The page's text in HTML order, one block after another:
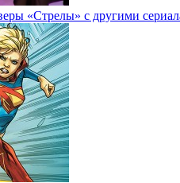
«Стрелы» с другими